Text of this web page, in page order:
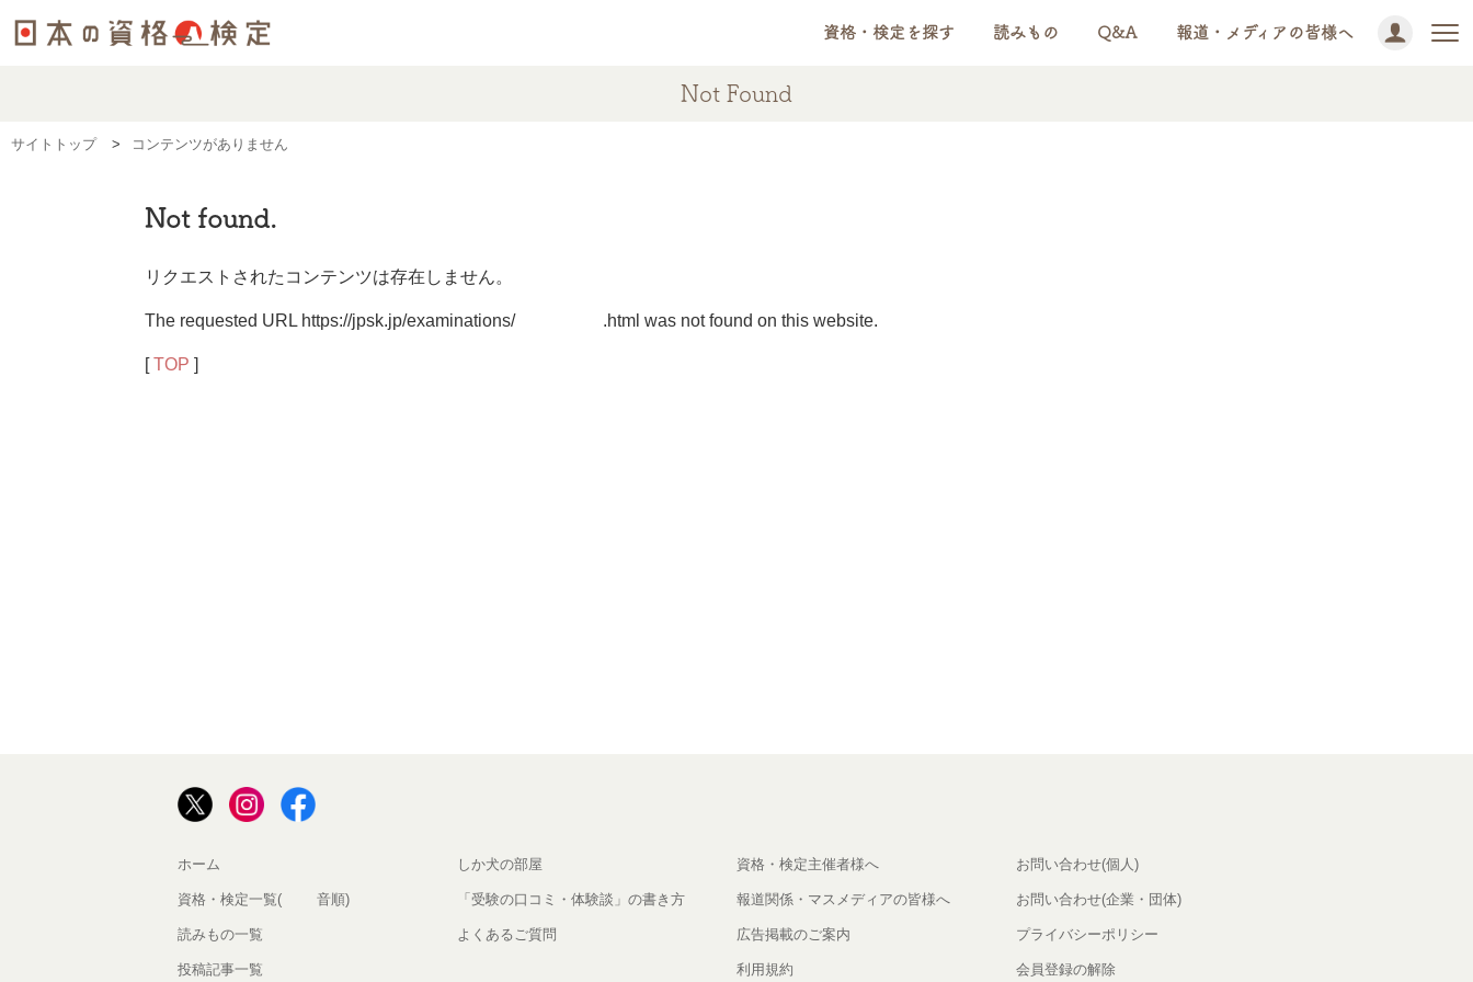
資格・検定を探す 読みもの Q&A 報道・メディアの皆様へ
Not Found
サイトトップ コンテンツがありません
Not found.
リクエストされたコンテンツは存在しません。
The requested URL https://jpsk.jp/examinations/3010.html was not found on this website.
[TOP ]
ホーム
資格・検定一覧(50音順)
読みもの一覧
投稿記事一覧
しか犬の部屋
「受験の口コミ・体験談」の書き方
よくあるご質問
資格・検定主催者様へ
報道関係・マスメディアの皆様へ
広告掲載のご案内
利用規約
お問い合わせ(個人)
お問い合わせ(企業・団体)
プライバシーポリシー
会員登録の解除